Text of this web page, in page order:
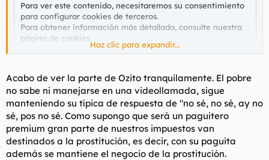
Para ver este contenido, necesitaremos su consentimiento
para configurar cookies de terceros.
Para obtener información más detallada, consulte nuestra
página de cookies
Aceptar cookies de terceros
Minuto 24 : 45
Dice que paga la tarifa de 60 - 70 euros por media hora el
putero que va al vicio como mucho cuatro veces al mes, para
no volverse "to loco" a los cuarenta con las meretrices.
Haz clic para expandir...
Acabo de ver la parte de Ozito tranquilamente. El pobre
no sabe ni manejarse en una videollamada, sigue
manteniendo su típica de respuesta de "no sé, no sé, ay no
sé, pos no sé. Como supongo que será un paguitero
premium gran parte de nuestros impuestos van
destinados a la prostitución, es decir, con su paguita
además se mantiene el negocio de la prostitución.